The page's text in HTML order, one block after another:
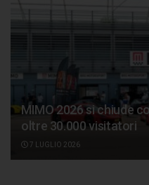
MIMO 2026 si chiude
oltre 30.000 visitatori
7 LUGLIO 2026